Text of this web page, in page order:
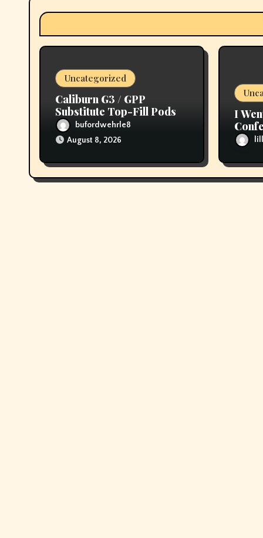
Uncategorized
Caliburn G3 / GPP
Substitute Top-Fill Pods
bufordwehrle8
August 8, 2026
I
then
My